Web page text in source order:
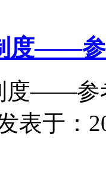
度——
度——参
表于：